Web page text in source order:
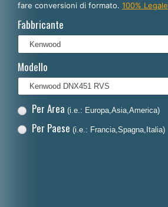
fare conversioni di formato. 100% Legale
Fabbricante
Modello
Per Area (i.e.: Europa,Asia,America)
Per Paese (i.e.: Francia,Spagna,Italia)